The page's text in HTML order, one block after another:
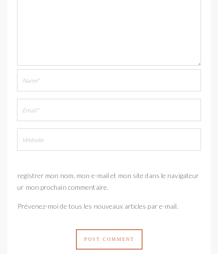
Enregistrer mon nom, mon e-mail et mon site dans le navigateur
pour mon prochain commentaire.
Prévenez-moi de tous les nouveaux articles par e-mail.